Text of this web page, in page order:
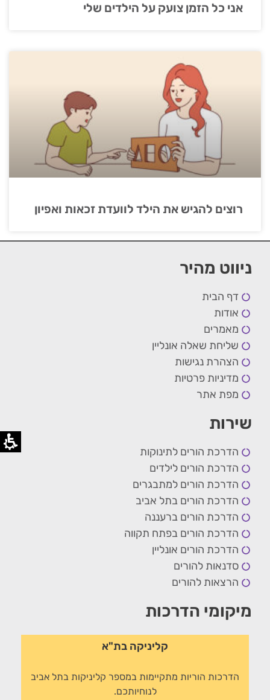
אני כל הזמן צועק על הילדים שלי
רוצים להגיש את הילד לוועדת זכאות ואפיון
ניווט מהיר
דף הבית
אודות
מאמרים
שליחת שאלה אונליין
הצהרת נגישות
מדיניות פרטיות
מפת אתר
שירות
הדרכת הורים לתינוקות
הדרכת הורים לילדים
הדרכת הורים למתבגרים
הדרכת הורים בתל אביב
הדרכת הורים ברעננה
הדרכת הורים בפתח תקווה
הדרכת הורים אונליין
סדנאות להורים
הרצאות להורים
מיקומי הדרכות
קליניקה בת"א
הדרכות הוריות מתקיימות במספר קליניקות בתל אביב
לנוחיותכם.